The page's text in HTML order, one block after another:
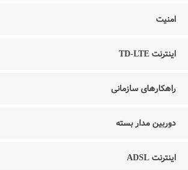
امنیت
اینترنت TD-LTE
راهکارهای سازمانی
دوربین مدار بسته
اینترنت ADSL